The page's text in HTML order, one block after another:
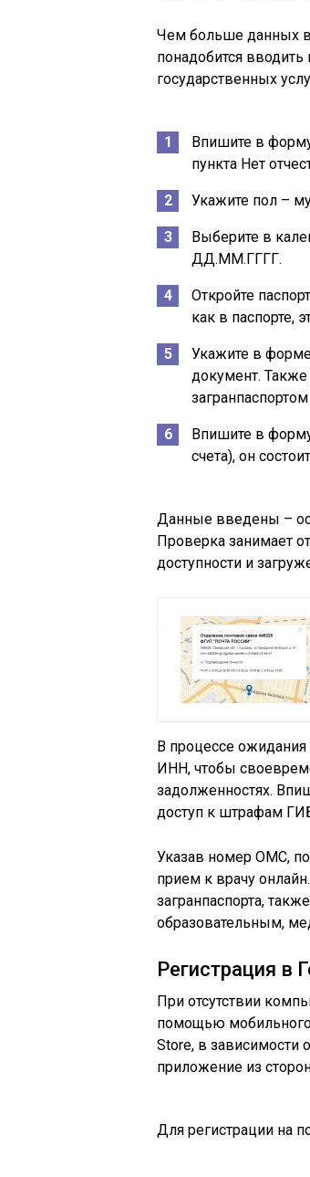
Чем больше данных
понадобится
государственных
Впишите в форму
пункта Нет
Укажите пол –
Выберите в
ДД.ММ.ГГГГ.
Откройте
как в паспорте,
Укажите в
документ. Также
Впишите в
счета), он
Данные введены –
Проверка занимает
доступности и
В процессе
ИНН, чтобы
задолженностях.
доступ к штрафам
Указав номер ОМС,
прием к врачу
загранпаспорта,
образовательным,
Регистрация в
При отсутствии
помощью мобильного
Store, в зависимости
приложение из
Для регистрации на